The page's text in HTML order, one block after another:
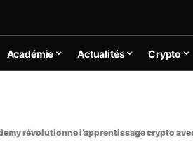
Académie Actualités Crypto
révolutionne l’apprentissage crypto